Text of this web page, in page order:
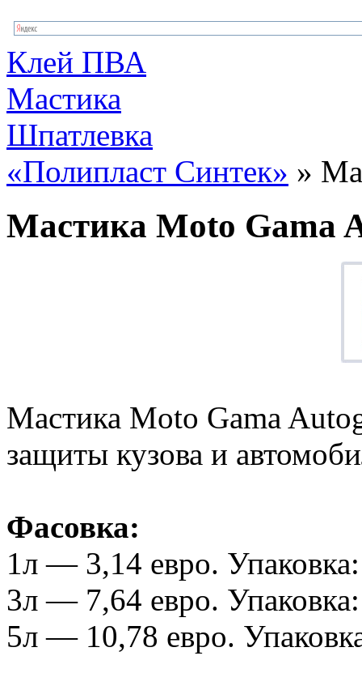
Клей ПВА
Мастика
Шпатлевка
«Полипласт Синтек» »
Мастика Moto Gama
Мастика Moto Gama
защиты кузова и
Фасовка:
1л — 3,14 евро.
3л — 7,64 евро.
5л — 10,78 евро.